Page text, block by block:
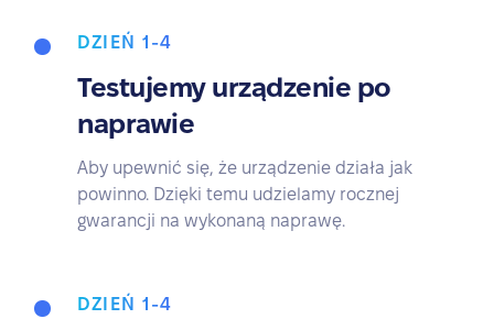
DZIEŃ 1-4
Testujemy urządzenie po
naprawie
Aby upewnić się, że urządzenie działa jak
powinno. Dzięki temu udzielamy rocznej
gwarancji na wykonaną naprawę.
DZIEŃ 1-4